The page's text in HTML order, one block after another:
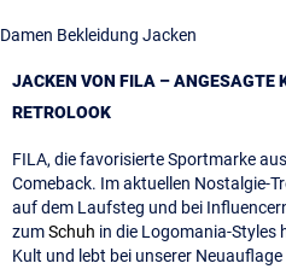
Damen Bekleidung Jacken
JACKEN VON FILA – ANGESAGTE
RETROLOOK
FILA, die favorisierte Sportmarke
Comeback. Im aktuellen Nostalgie-
auf dem Laufsteg und bei
zumSchuh in die Logomania-Styles
Kult und lebt bei unserer